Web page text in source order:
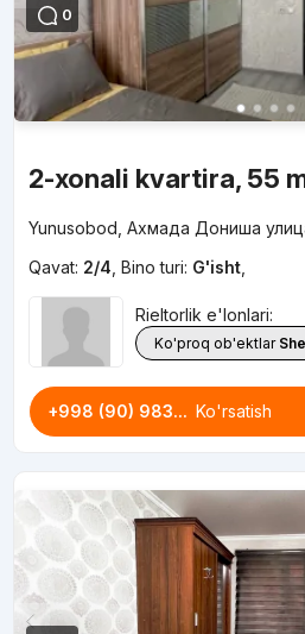
0
2-xonali kvartira, 55
Yunusobod, Ахмада Дониша
Qavat: 2/4 Bino turi: G'isht,
Rieltorlik e'lonlari:
Ko'proq ob'ektlar
+998 (90) 983... Ko'rsatish